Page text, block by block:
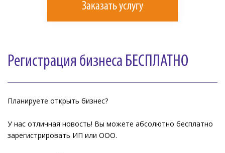
Заказать услугу
Регистрация бизнеса БЕСПЛАТНО
Планируете открыть бизнес?
У нас отличная новость! Вы можете абсолютно бесплатно
зарегистрировать ИП или ООО.